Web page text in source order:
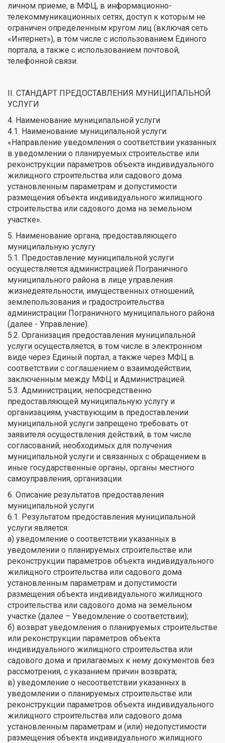
личном приеме, в МФЦ, в информационно-
телекоммуникационных сетях, доступ к которым не
ограничен определенным кругом лиц (включая сеть
«Интернет»), в том числе с использованием Единого
портала, а также с использованием почтовой,
телефонной связи.
II. СТАНДАРТ ПРЕДОСТАВЛЕНИЯ МУНИЦИПАЛЬНОЙ
УСЛУГИ
4. Наименование муниципальной услуги
4.1. Наименование муниципальной услуги:
«Направление уведомления о соответствии указанных
в уведомлении о планируемых строительстве или
реконструкции параметров объекта индивидуального
жилищного строительства или садового дома
установленным параметрам и допустимости
размещения объекта индивидуального жилищного
строительства или садового дома на земельном
участке».
5. Наименование органа, предоставляющего
муниципальную услугу
5.1. Предоставление муниципальной услуги
осуществляется администрацией Пограничного
муниципального района в лице управления
жизнедеятельности, имущественных отношений,
землепользования и градостроительства
администрации Пограничного муниципального района
(далее - Управление).
5.2. Организация предоставления муниципальной
услуги осуществляется, в том числе в электронном
виде через Единый портал, а также через МФЦ в
соответствии с соглашением о взаимодействии,
заключенным между МФЦ и Администрацией.
5.3. Администрации, непосредственно
предоставляющей муниципальную услугу и
организациям, участвующим в предоставлении
муниципальной услуги запрещено требовать от
заявителя осуществления действий, в том числе
согласований, необходимых для получения
муниципальной услуги и связанных с обращением в
иные государственные органы, органы местного
самоуправления, организации.
6. Описание результатов предоставления
муниципальной услуги
6.1. Результатом предоставления муниципальной
услуги является:
а) уведомление о соответствии указанных в
уведомлении о планируемых строительстве или
реконструкции параметров объекта индивидуального
жилищного строительства или садового дома
установленным параметрам и допустимости
размещения объекта индивидуального жилищного
строительства или садового дома на земельном
участке (далее – Уведомление о соответствии);
б) возврат уведомления о планируемых строительстве
или реконструкции параметров объекта
индивидуального жилищного строительства или
садового дома и прилагаемых к нему документов без
рассмотрения, с указанием причин возврата;
в) уведомление о несоответствии указанных в
уведомлении о планируемых строительстве или
реконструкции параметров объекта индивидуального
жилищного строительства или садового дома
установленным параметрам и (или) недопустимости
размещения объекта индивидуального жилищного